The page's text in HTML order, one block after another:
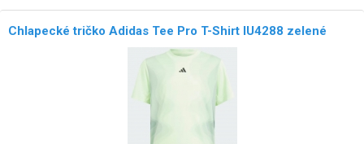
Chlapecké tričko Adidas Tee Pro T-Shirt IU4288 zelené